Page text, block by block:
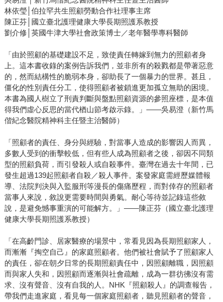
林依瑩│伯拉罕共生照顧勞動合作社理事主席
陳正芬│國立臺北護理健康大學長期照護系教授
劉介修│英國牛津大學社會政策博士／老年醫學專科醫師
「由於照顧的基礎建設不足，致使責任轉嫁到無力的照顧者身
上。這本書收錄的案例告訴我們，並非所有的殺戮都是帶著惡意
的，然而結構性的脆弱本身，卻助長了一個暴力的世界。甚且，
僵化的性別責任分工，使得照顧者被鎖進更加孤立無助的困境。
本書為國人樹立了刑責判斷與盤點照顧資源的參照座標，是本值
得我們虛心反思的當代楢山節考啟示錄。」——吳易澄（新竹馬
偕紀念醫院精神科主任暨主治醫師）
「照顧者的責任、身分與經驗，對當事人造成的影響因人而異，
多數人受到的衝擊較低，但有些人成為照顧者之後，卻因不同類
型的照顧負荷，而引發殺人或自殺事件。臺灣在過去十年間，已
發生超過139起照顧者自殺／殺人事件。案發家庭需經歷媒體報
導、法院判決與入監服刑等漫長的傷痛歷程，而對倖存的照顧者
當事人來說，敘說更需要時間與勇氣。耐心等待並記錄這些敘
說，是避免憾事重演的可能解方。」——陳正芬（國立臺北護理
健康大學長期照護系教授）
「在高齡門診、居家醫療的場景中，常看見因為長期照顧家人，
而漸漸『掏空自己』的家庭照顧者。他們被社會賦予了照顧家人
的責任，卻在朝夕日常的長期照顧責任中，因照顧離職，因照顧
而與家人失和，因照顧而逐漸與社會疏離，成為一群彷彿沒有需
求、沒有聲音、沒有自我的人。NHK『照顧殺人』的調查報告，
帶我們走進家庭，看見每一個家庭照顧者，聽見照顧者的聲音，